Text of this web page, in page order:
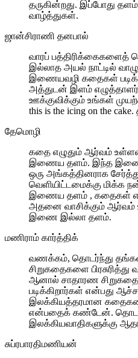
தருகின்றது. இப்போது தளம்
வாழ்த்துகள்.
ஜான்சிராணி தனபால்
வாரப் பத்திரிக்கைகளைத்
இல்லாத அயல் நாட்டில்
இணையவழி கதைகள்
அத்துடன் இளம்
ஊக்குவிக்கும் உங்கள்
this is the icing on the
தேமொழி
கதை எழுதும் ஆர்வம்
இணைய தளம். இந்த
ஒரு அங்கத்தினராக
வெளியிட்டமைக்கு மிக்க
இணைய தளம் , கதைகள்
அதனை வாசிக்கும் ஆர்வம்
இணை இல்லா தளம்.
மணிராம் கார்த்திக்
வணக்கம், தொடர்ந்து
சிறுகதைகளை பிரசுரித்து
ஆனால் சாதாரண
படிக்கிறார்கள் என்பது
இலக்கியத்தரமான
என்பதைக் கண்டேன்.
இலக்கியவாதிகளுக்கு
சுப்ரபாரதிமணியன்